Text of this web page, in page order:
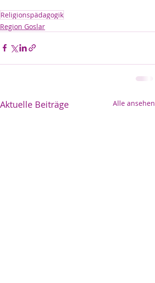
Religionspädagogik
Region Goslar
Aktuelle Beiträge Alle ansehen